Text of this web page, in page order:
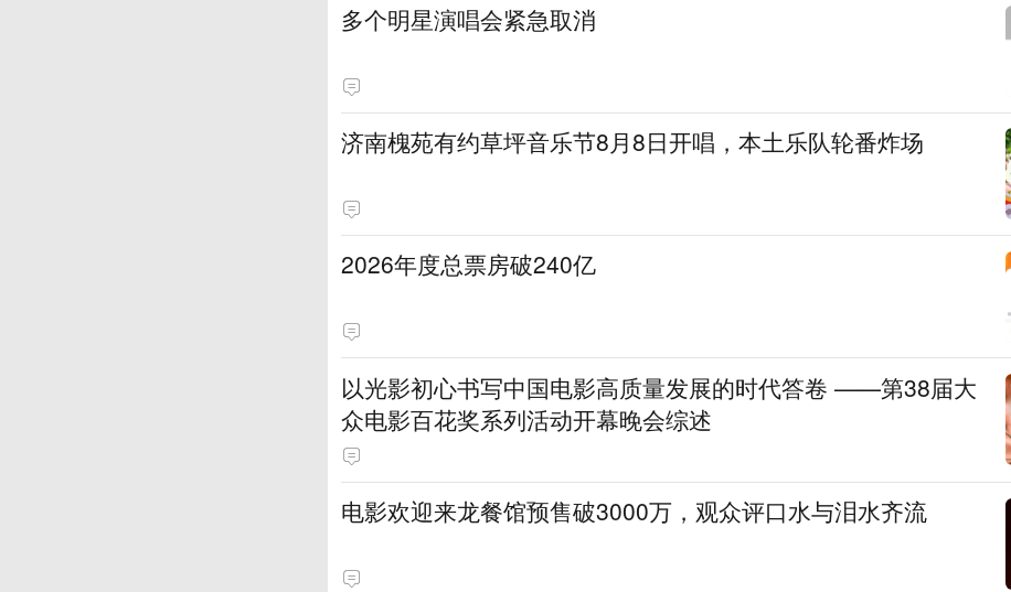
多个明星演唱会紧急取消
济南槐苑有约草坪音乐节8月8日开唱，本土乐队轮番炸场
2026年度总票房破240亿
以光影初心书写中国电影高质量发展的时代答卷 ——第38届大
众电影百花奖系列活动开幕晚会综述
电影欢迎来龙餐馆预售破3000万，观众评口水与泪水齐流